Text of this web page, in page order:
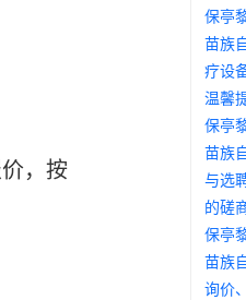
，按
保亭
苗族
疗设
温馨
保亭
苗族
与选
的磋
保亭
苗族
询价